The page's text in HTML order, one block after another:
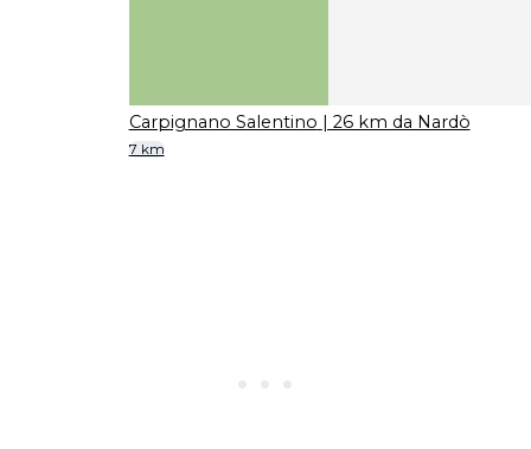
Carpignano Salentino | 26 km da Nardò
7 km